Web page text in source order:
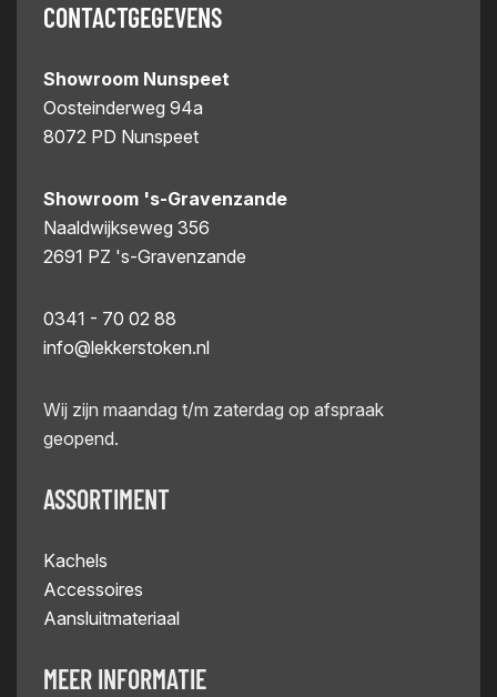
CONTACTGEGEVENS
Showroom Nunspeet
Oosteinderweg 94a
8072 PD Nunspeet
Showroom 's-Gravenzande
Naaldwijkseweg 356
2691 PZ 's-Gravenzande
0341 - 70 02 88
info@lekkerstoken.nl
Wij zijn maandag t/m zaterdag op afspraak
geopend.
ASSORTIMENT
Kachels
Accessoires
Aansluitmateriaal
MEER INFORMATIE